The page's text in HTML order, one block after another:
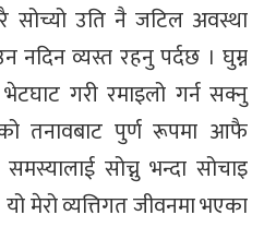
सोच्यो उति नै जटिल अवस्था
व्यस्त रहनु पर्दछ । घुम्न
गरी रमाइलो गर्न सक्नु
तनावबाट पुर्ण रूपमा आफै
सोच्नु भन्दा सोचाइ
मेरो व्यत्तिगत जीवनमा भएका